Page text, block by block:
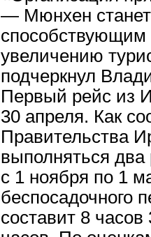
— Мюнхен
способствующим
увеличению
подчеркнул
Первый рейс из
30 апреля. Как
Правительства
выполняться два
с 1 ноября по 1
беспосадочного
составит 8